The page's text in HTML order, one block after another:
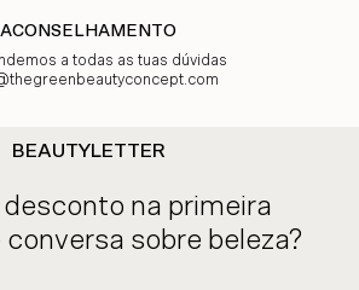
ACONSELHAMENTO
a todas as tuas dúvidas
BEAUTYLETTER
desconto na primeira
sobre beleza?